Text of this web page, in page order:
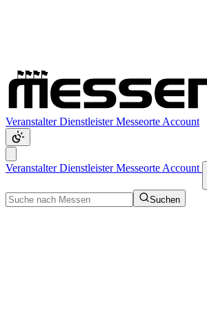
VeranstalterDienstleisterMesseorte Account
VeranstalterDienstleisterMesseorte Account
Suchen